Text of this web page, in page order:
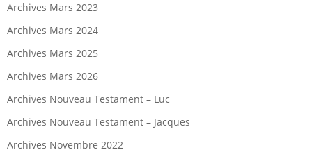
Archives Mars 2023
Archives Mars 2024
Archives Mars 2025
Archives Mars 2026
Archives Nouveau Testament – Luc
Archives Nouveau Testament – Jacques
Archives Novembre 2022